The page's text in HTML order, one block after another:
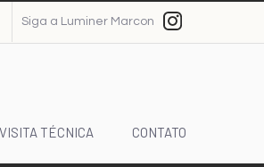
Siga a Luminer Marcon
VISITA TÉCNICA CONTATO